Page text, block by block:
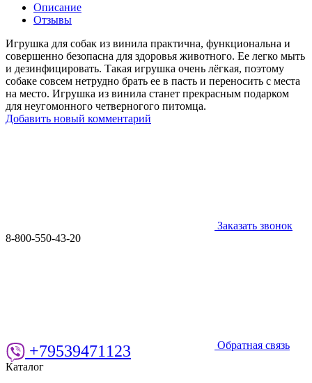
Описание
Отзывы
Игрушка для собак из винила практична, функциональна и
совершенно безопасна для здоровья животного. Ее легко мыть
и дезинфицировать. Такая игрушка очень лёгкая, поэтому
собаке совсем нетрудно брать ее в пасть и переносить с места
на место. Игрушка из винила станет прекрасным подарком
для неугомонного четверногого питомца.
Добавить новый комментарий
Заказать звонок
8-800-550-43-20
Обратная связь
+79539471123
Каталог